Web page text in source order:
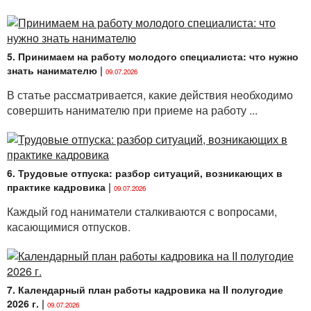
нескольку раз на дню: каждый новый пациент — это
новый экзамен».
Опять-таки, делопроизводство: по признанию
многих секретарей навыки им нужно приобретать
заново на каждом новом рабочем месте либо
заканчивать курсы — дополнительно к имеющемуся
организации: в более крупной компании — один
перечень создаваемых документов, в менее
многолюдной — другой. Тот же электронный
документооборот — в отличие от традиционного
и графические редакторы).
ОСОЗНАННОСТЬ — НАШЕ ВСЕ!
В чем же самый главный «плюс» образования
«после» — будь то курсы с получением сертификата,
второе высшее, самообразование?
5. Принимаем на работу молодого специалиста: что нужно
знать нанимателю | 09.07.2026
В статье рассматривается, какие действия необходимо
совершить нанимателю при приеме на работу ...
6. Трудовые отпуска: разбор ситуаций, возникающих в
практике кадровика | 09.07.2026
Каждый год наниматели сталкиваются с вопросами,
касающимися отпусков.
7. Календарный план работы кадровика на II полугодие
2026 г. | 09.07.2026